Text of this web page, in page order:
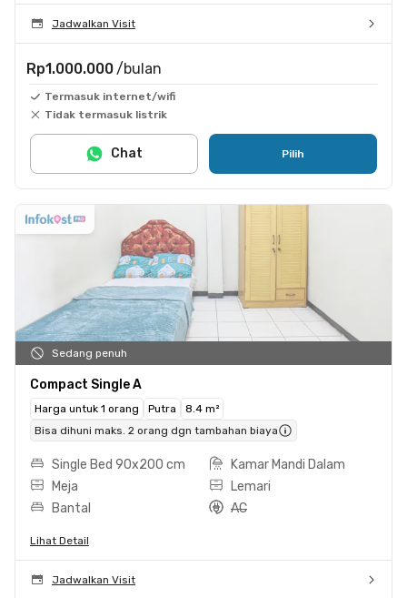
Jadwalkan Visit
Rp1.000.000 /bulan
Termasuk internet/wifi
Tidak termasuk listrik
Pilih
Chat
Sedang penuh
Compact Single A
Harga untuk 1 orang Putra
8.4 m²
Bisa dihuni maks. 2 orang dgn tambahan biaya
Single Bed 90x200 cm
Kamar Mandi Dalam
Meja
Lemari
Bantal
AC
Lihat Detail
Jadwalkan Visit